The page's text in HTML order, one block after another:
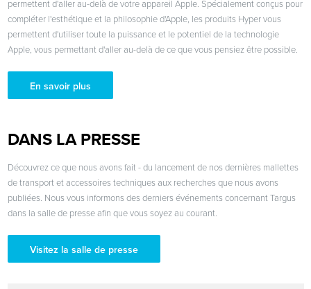
permettent d'aller au-delà de votre appareil Apple. Spécialement conçus pour
compléter l'esthétique et la philosophie d'Apple, les produits Hyper vous
permettent d'utiliser toute la puissance et le potentiel de la technologie
Apple, vous permettant d'aller au-delà de ce que vous pensiez être possible.
En savoir plus
DANS LA PRESSE
Découvrez ce que nous avons fait - du lancement de nos dernières mallettes
de transport et accessoires techniques aux recherches que nous avons
publiées. Nous vous informons des derniers événements concernant Targus
dans la salle de presse afin que vous soyez au courant.
Visitez la salle de presse